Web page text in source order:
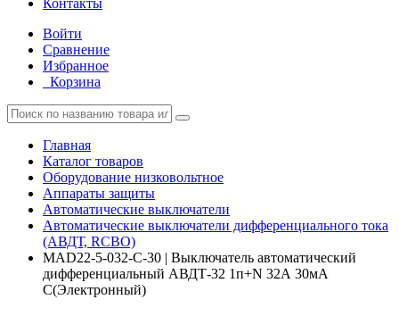
Контакты
Войти
Сравнение
Избранное
Корзина
Главная
Каталог товаров
Оборудование низковольтное
Аппараты защиты
Автоматические выключатели
Автоматические выключатели дифференциального тока
(АВДТ, RCBO)
MAD22-5-032-C-30 | Выключатель автоматический
дифференциальный АВДТ-32 1п+N 32А 30мА
C(Электронный)